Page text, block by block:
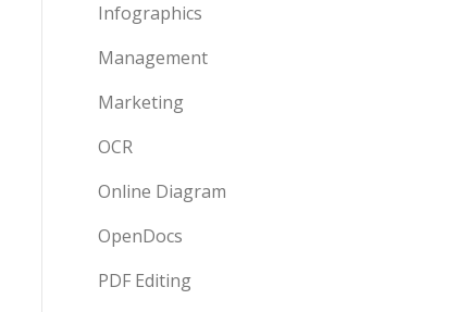
Infographics
Management
Marketing
OCR
Online Diagram
OpenDocs
PDF Editing